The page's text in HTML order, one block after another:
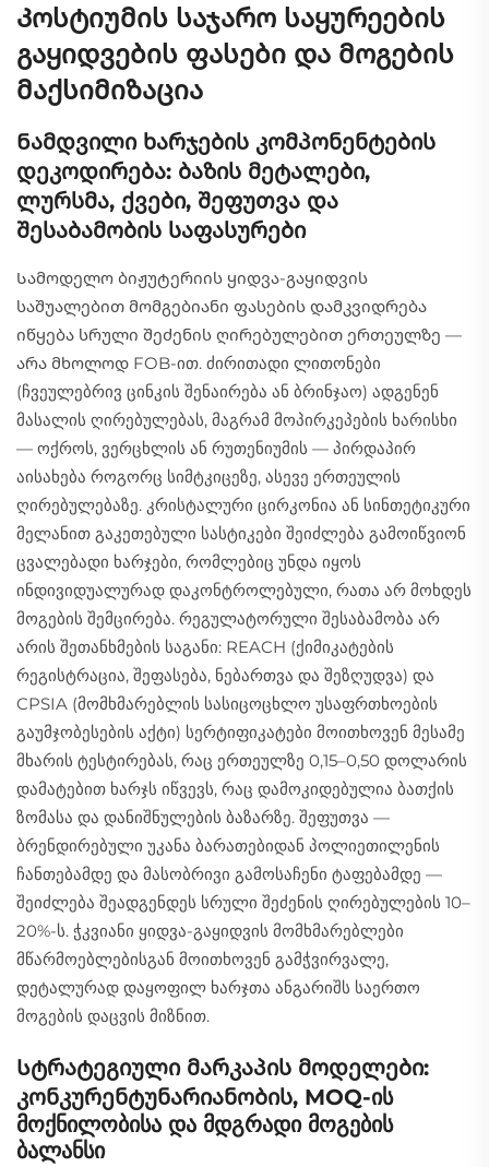
Კოსტიუმის საჯარო საყურეების
გაყიდვების ფასები და მოგების
მაქსიმიზაცია
Ნამდვილი ხარჯების კომპონენტების
დეკოდირება: ბაზის მეტალები,
ლურსმა, ქვები, შეფუთვა და
შესაბამობის საფასურები
Სამოდელო ბიჟუტერიის ყიდვა-გაყიდვის
საშუალებით მომგებიანი ფასების დამკვიდრება
იწყება სრული შეძენის ღირებულებით ერთეულზე —
არა მხოლოდ FOB-ით. ძირითადი ლითონები
(ჩვეულებრივ ცინკის შენაირება ან ბრინჯაო) ადგენენ
მასალის ღირებულებას, მაგრამ მოპირკეპების ხარისხი
— ოქროს, ვერცხლის ან რუთენიუმის — პირდაპირ
აისახება როგორც სიმტკიცეზე, ასევე ერთეულის
ღირებულებაზე. კრისტალური ცირკონია ან სინთეტიკური
მელანით გაკეთებული სასტიკები შეიძლება გამოიწვიონ
ცვალებადი ხარჯები, რომლებიც უნდა იყოს
ინდივიდუალურად დაკონტროლებული, რათა არ მოხდეს
მოგების შემცირება. რეგულატორული შესაბამობა არ
არის შეთანხმების საგანი: REACH (ქიმიკატების
რეგისტრაცია, შეფასება, ნებართვა და შეზღუდვა) და
CPSIA (მომხმარებლის სასიცოცხლო უსაფრთხოების
გაუმჯობესების აქტი) სერტიფიკატები მოითხოვენ მესამე
მხარის ტესტირებას, რაც ერთეულზე 0,15–0,50 დოლარის
დამატებით ხარჯს იწვევს, რაც დამოკიდებულია ბათქის
ზომასა და დანიშნულების ბაზარზე. შეფუთვა —
ბრენდირებული უკანა ბარათებიდან პოლიეთილენის
ჩანთებამდე და მასობრივი გამოსაჩენი ტაფებამდე —
შეიძლება შეადგენდეს სრული შეძენის ღირებულების 10–
20%-ს. ჭკვიანი ყიდვა-გაყიდვის მომხმარებლები
მწარმოებლებისგან მოითხოვენ გამჭვირვალე,
დეტალურად დაყოფილ ხარჯთა ანგარიშს საერთო
მოგების დაცვის მიზნით.
Სტრატეგიული მარკაპის მოდელები:
კონკურენტუნარიანობის, MOQ-ის
მოქნილობისა და მდგრადი მოგების
ბალანსი